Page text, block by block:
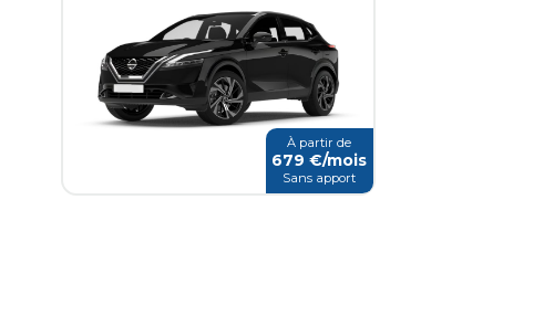
À partir de
679 €/mois
Sans apport